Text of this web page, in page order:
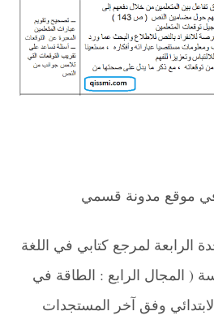
موقع مدونة قسمي
الرابعة لمرجع كتابي في اللغة
( المجال الرابع : الطاقة في
وفق آخر المستجدات